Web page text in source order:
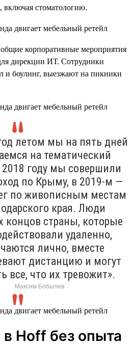
стоматологию.
общие корпоративные мероприятия
дирекции ИТ. Сотрудники
и боулинг, выезжают на пикники
летом мы на пять дней
на тематический
году мы совершили
по Крыму, в 2019-м —
по живописным местам
края. Люди
концов страны, которые
удаленно,
лично, вместе
дистанцию и могут
все, что их тревожит».
Максим Бобылев
Hoff без опыта